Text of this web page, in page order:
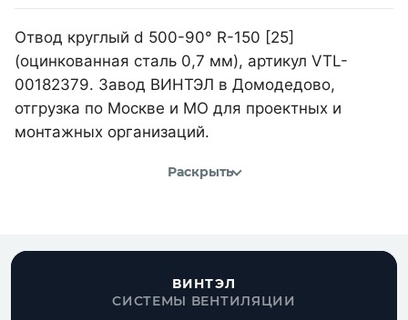
Отвод круглый d 500-90° R-150 [25]
(оцинкованная сталь 0,7 мм), артикул VTL-
00182379. Завод ВИНТЭЛ в Домодедово,
отгрузка по Москве и МО для проектных и
монтажных организаций.
Раскрыть
ВИНТЭЛ
СИСТЕМЫ ВЕНТИЛЯЦИИ